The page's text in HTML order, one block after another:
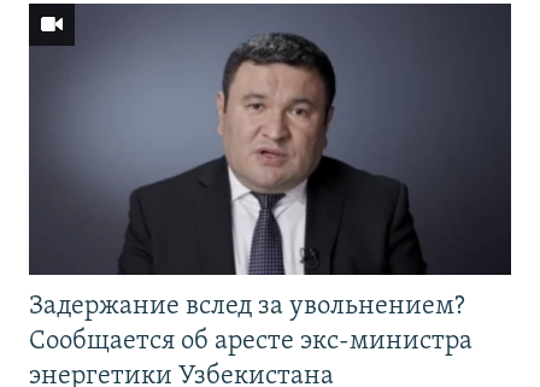
Задержание вслед за увольнением?
Сообщается об аресте экс-министра
энергетики Узбекистана